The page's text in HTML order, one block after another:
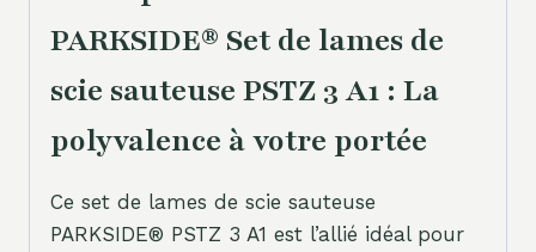
PARKSIDE® Set de lames de
scie sauteuse PSTZ 3 A1 : La
polyvalence à votre portée
Ce set de lames de scie sauteuse
PARKSIDE® PSTZ 3 A1 est l’allié idéal pour